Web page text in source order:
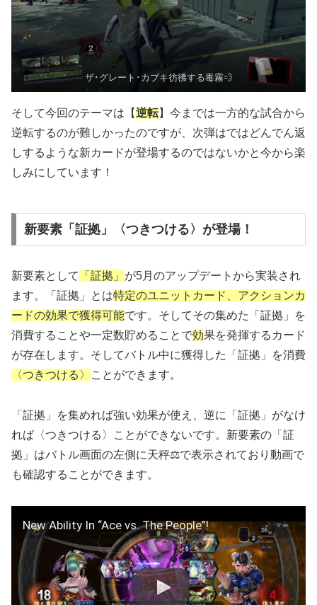
ザ･グレート･カブキ彷彿する毒霧💨
そして今回のテーマは【逆転】今までは一方的な試合から
逆転するのが難しかったのですが、次弾はではどんでん返
しするような新カードが登場するのではないかと今から楽
しみにしています！
新要素「証拠」〈つきつける〉が登場！
新要素として 「証拠」 が5月のアップデートから実装され
ます。「証拠」とは特定のユニットカード、アクションカ
ードの効果で獲得可能です。そしてその集めた「証拠」を
消費することや一定数貯めることで効果を発揮するカード
が存在します。そしてバトル中に獲得した「証拠」を消費
〈つきつける〉
ことができます。
「証拠」を集めれば強い効果が使え、逆に「証拠」がなけ
れば〈つきつける〉ことができないです。新要素の「証
拠」はバトル画面の左側に天秤⚖で表示されており動画で
も確認することができます。
New Ability In “Ace vs. The People”!